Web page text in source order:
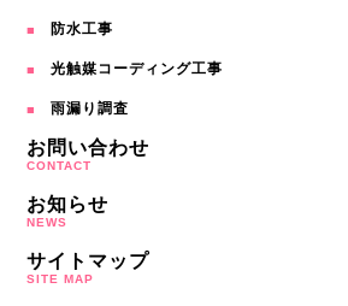
防水工事
光触媒コーディング工事
雨漏り調査
お問い合わせ
CONTACT
お知らせ
NEWS
サイトマップ
SITE MAP